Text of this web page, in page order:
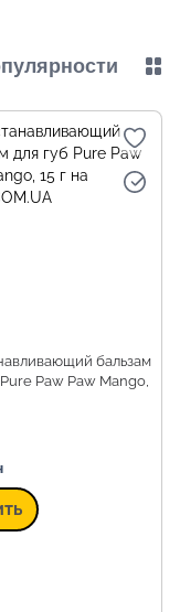
бальзам
Paw Paw Mango,